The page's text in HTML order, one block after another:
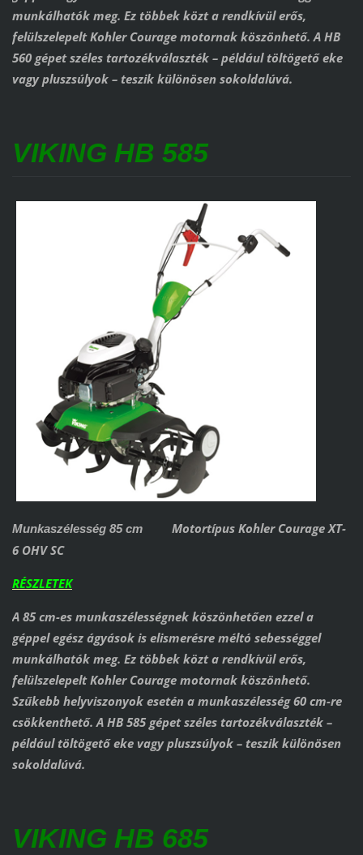
munkálhatók meg. Ez többek közt a rendkívül erős,
felülszelepelt Kohler Courage motornak köszönhető. A HB
560 gépet széles tartozékválaszték – például töltögető eke
vagy pluszsúlyok – teszik különösen sokoldalúvá.
VIKING HB 585
Munkaszélesség 85 cm
Motortípus Kohler Courage XT-
6 OHV SC
RÉSZLETEK
A 85 cm-es munkaszélességnek köszönhetően ezzel a
géppel egész ágyások is elismerésre méltó sebességgel
munkálhatók meg. Ez többek közt a rendkívül erős,
felülszelepelt Kohler Courage motornak köszönhető.
Szűkebb helyviszonyok esetén a munkaszélesség 60 cm-re
csökkenthető. A HB 585 gépet széles tartozékválaszték –
például töltögető eke vagy pluszsúlyok – teszik különösen
sokoldalúvá.
VIKING HB 685